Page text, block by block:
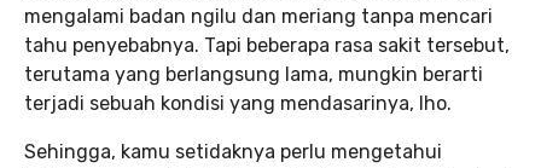
mengalami badan ngilu dan meriang tanpa mencari
tahu penyebabnya. Tapi beberapa rasa sakit tersebut,
terutama yang berlangsung lama, mungkin berarti
terjadi sebuah kondisi yang mendasarinya, lho.
Sehingga, kamu setidaknya perlu mengetahui